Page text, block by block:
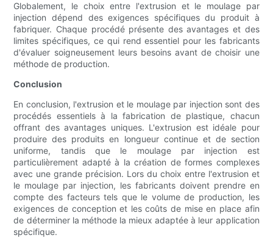
Globalement, le choix entre l'extrusion et le moulage par
injection dépend des exigences spécifiques du produit à
fabriquer. Chaque procédé présente des avantages et des
limites spécifiques, ce qui rend essentiel pour les fabricants
d'évaluer soigneusement leurs besoins avant de choisir une
méthode de production.
Conclusion
En conclusion, l'extrusion et le moulage par injection sont des
procédés essentiels à la fabrication de plastique, chacun
offrant des avantages uniques. L'extrusion est idéale pour
produire des produits en longueur continue et de section
uniforme, tandis que le moulage par injection est
particulièrement adapté à la création de formes complexes
avec une grande précision. Lors du choix entre l'extrusion et
le moulage par injection, les fabricants doivent prendre en
compte des facteurs tels que le volume de production, les
exigences de conception et les coûts de mise en place afin
de déterminer la méthode la mieux adaptée à leur application
spécifique.